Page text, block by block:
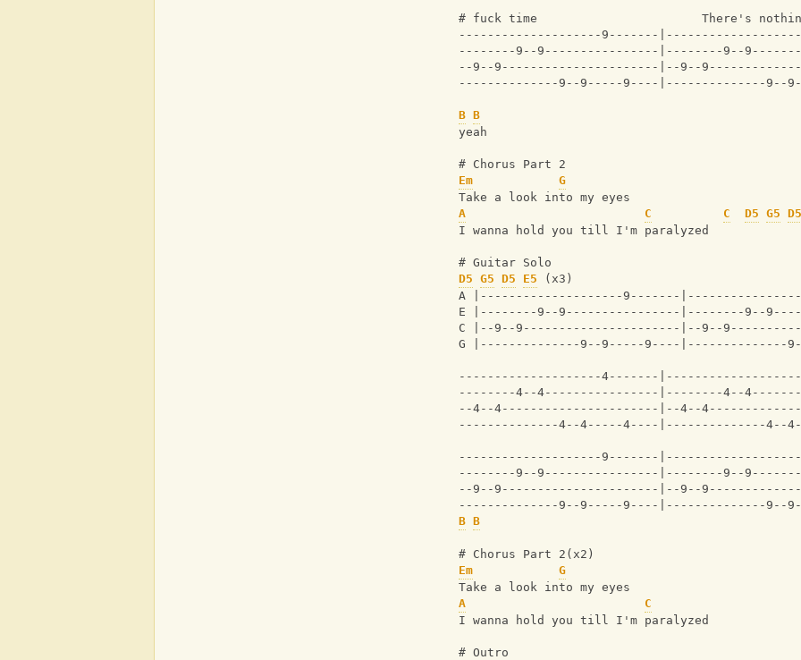
# fuck time                       There's
--------------------9-------
--------9--9----------------|--------9--
--9--9----------------------|--9--
--------------9--9-----9----|--------------9--
B B
yeah
# Chorus Part 2
Em
G
Take a look into my eyes
A
C C D5 G5 D5
I wanna hold you till I'm paralyzed
# Guitar Solo
D5 G5 D5 E5 (x3)
A |--------------------9-------
E |--------9--9----------------|--------9--
C |--9--9----------------------|--9--
G |--------------9--9-----9----|--------------
--------------------4-------
--------4--4----------------|--------4--
--4--4----------------------|--4--
--------------4--4-----4----|--------------4--
--------------------9-------
--------9--9----------------|--------9--
--9--9----------------------|--9--
--------------9--9-----9----|--------------9--
B B
# Chorus Part 2(x2)
Em
G
Take a look into my eyes
A
C
I wanna hold you till I'm paralyzed
# Outro